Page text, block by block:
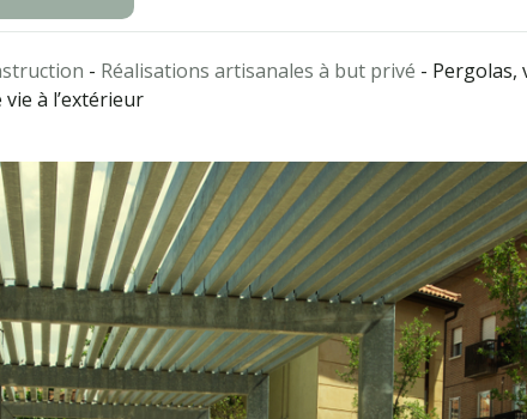
- Réalisations artisanales à but privé - Pergolas,
à l’extérieur